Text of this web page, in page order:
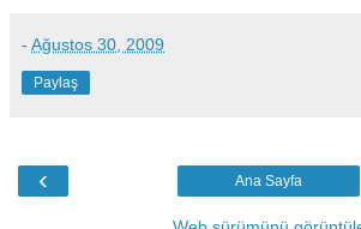
- Ağustos 30, 2009
Paylaş
‹ Ana Sayfa